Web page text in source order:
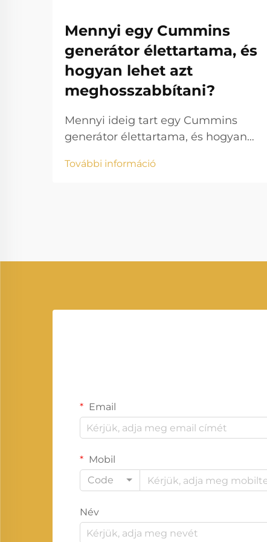
Mennyi egy Cummins
generátor élettartama, és
hogyan lehet azt
meghosszabbítani?
Mennyi ideig tart egy Cummins
generátor élettartama, és hogyan
villamosenergia-termelés lényeges
További információ
Email
Mobil
Code
Név